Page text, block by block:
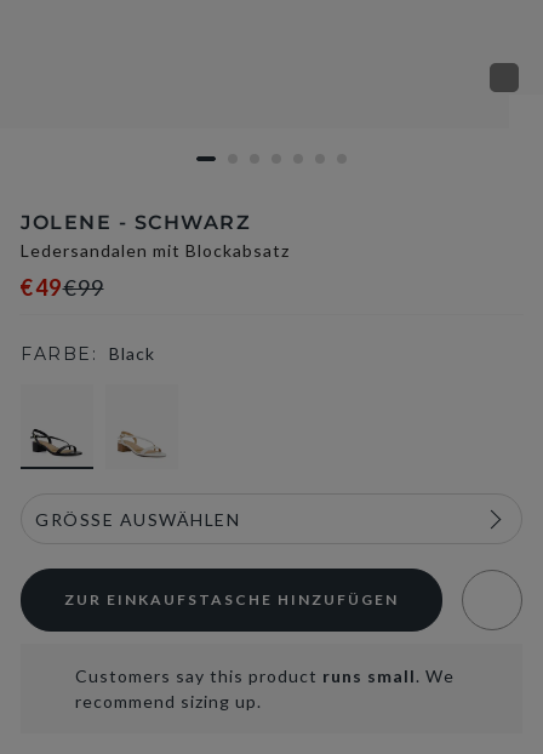
JOLENE - SCHWARZ
Ledersandalen mit Blockabsatz
€49€99
FARBE: Black
ZUR EINKAUFSTASCHE HINZUFÜGEN
Customers say this product runs small. We
recommend sizing up.